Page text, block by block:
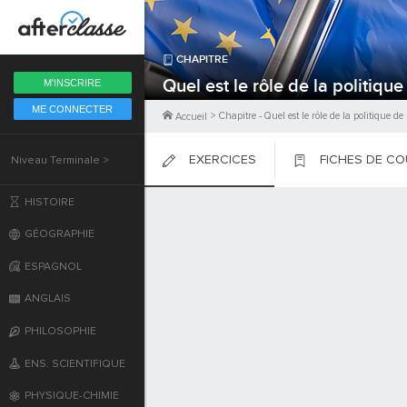
CHAPITRE
Quel est le rôle de la
Accueil > Chapitre - Quel est le rôle de la politique
EXERCICES FICHES DE
M'INSCRIRE
ME CONNECTER
Niveau Terminale >
HISTOIRE
GÉOGRAPHIE
ESPAGNOL
ANGLAIS
PHILOSOPHIE
ENS. SCIENTIFIQUE
PHYSIQUE-CHIMIE
Fermer
6ème
5ème
4ème